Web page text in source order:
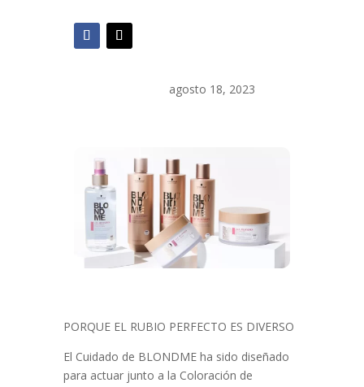
agosto 18, 2023
PORQUE EL RUBIO PERFECTO ES DIVERSO
El Cuidado de BLONDME ha sido diseñado
para actuar junto a la Coloración de